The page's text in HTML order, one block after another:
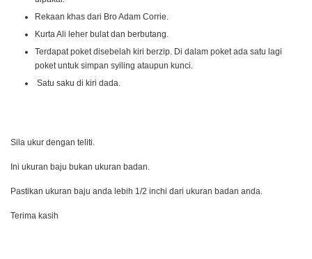
Rekaan khas dari Bro Adam Corrie.
Kurta Ali leher bulat dan berbutang.
Terdapat poket disebelah kiri berzip. Di dalam poket ada satu lagi
poket untuk simpan syiling ataupun kunci.
Satu saku di kiri dada.
Sila ukur dengan teliti.
Ini ukuran baju bukan ukuran badan.
Pastikan ukuran baju anda lebih 1/2 inchi dari ukuran badan anda.
Terima kasih